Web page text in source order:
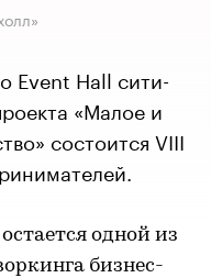
Event Hall сити-
«Малое и
состоится VIII
одной из
бизнес-